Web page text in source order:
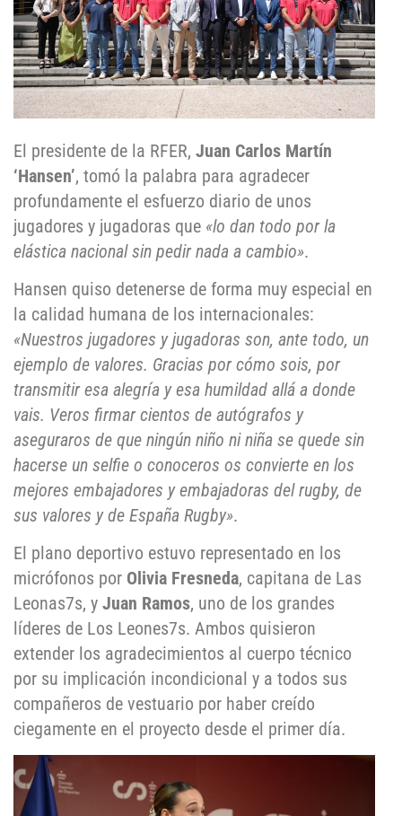
El presidente de la RFER, Juan Carlos Martín
‘Hansen’, tomó la palabra para agradecer
profundamente el esfuerzo diario de unos
jugadores y jugadoras que «lo dan todo por la
elástica nacional sin pedir nada a cambio».
Hansen quiso detenerse de forma muy especial en
la calidad humana de los internacionales:
«Nuestros jugadores y jugadoras son, ante todo, un
ejemplo de valores. Gracias por cómo sois, por
transmitir esa alegría y esa humildad allá a donde
vais. Veros firmar cientos de autógrafos y
aseguraros de que ningún niño ni niña se quede sin
hacerse un selfie o conoceros os convierte en los
mejores embajadores y embajadoras del rugby, de
sus valores y de España Rugby».
El plano deportivo estuvo representado en los
micrófonos por Olivia Fresneda, capitana de Las
Leonas7s, y Juan Ramos, uno de los grandes
líderes de Los Leones7s. Ambos quisieron
extender los agradecimientos al cuerpo técnico
por su implicación incondicional y a todos sus
compañeros de vestuario por haber creído
ciegamente en el proyecto desde el primer día.